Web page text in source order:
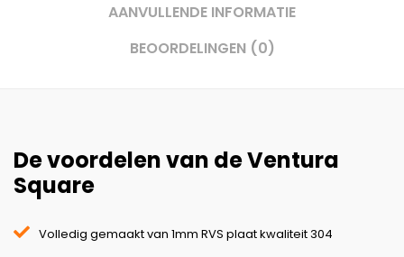
AANVULLENDE INFORMATIE
BEOORDELINGEN (0)
De voordelen van de Ventura
Square
Volledig gemaakt van 1mm RVS plaat kwaliteit 304